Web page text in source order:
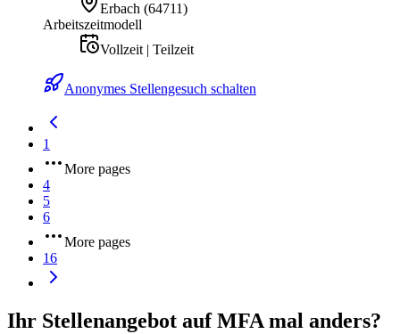
Erbach (64711)
Arbeitszeitmodell
Vollzeit | Teilzeit
Anonymes Stellengesuch schalten
1
More pages
4
5
6
More pages
16
Ihr Stellenangebot auf MFA mal anders?